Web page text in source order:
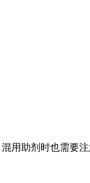
助剂时也需要